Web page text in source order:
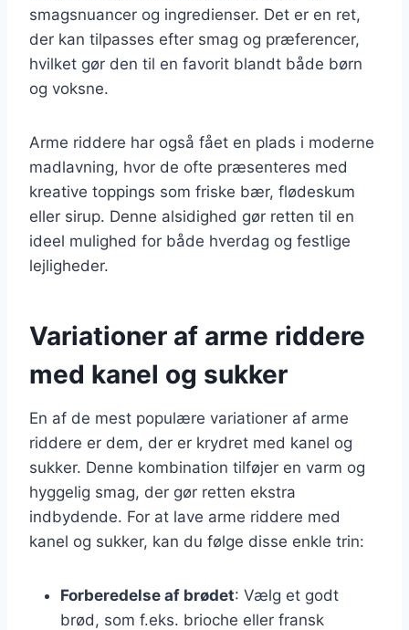
smagsnuancer og ingredienser. Det er en ret,
der kan tilpasses efter smag og præferencer,
hvilket gør den til en favorit blandt både børn
og voksne.
Arme riddere har også fået en plads i moderne
madlavning, hvor de ofte præsenteres med
kreative toppings som friske bær, flødeskum
eller sirup. Denne alsidighed gør retten til en
ideel mulighed for både hverdag og festlige
lejligheder.
Variationer af arme riddere
med kanel og sukker
En af de mest populære variationer af arme
riddere er dem, der er krydret med kanel og
sukker. Denne kombination tilføjer en varm og
hyggelig smag, der gør retten ekstra
indbydende. For at lave arme riddere med
kanel og sukker, kan du følge disse enkle trin:
Forberedelse af brødet: Vælg et godt
brød, som f.eks. brioche eller fransk